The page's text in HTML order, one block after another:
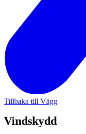
Tillbaka till Vägg
Vindskydd